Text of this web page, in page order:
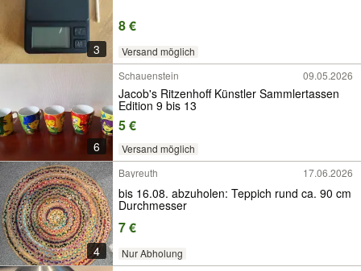
3
8 €
Versand möglich
6
Schauenstein 09.05.2026
Jacob's Ritzenhoff Künstler Sammlertassen
Edition 9 bis 13
5 €
Versand möglich
4
Bayreuth 17.06.2026
bis 16.08. abzuholen: Teppich rund ca. 90 cm
Durchmesser
7 €
Nur Abholung